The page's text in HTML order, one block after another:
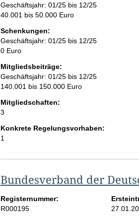
Geschäftsjahr: 01/25 bis 12/25
40.001 bis 50.000 Euro
Schenkungen:
Geschäftsjahr: 01/25 bis 12/25
0 Euro
Mitgliedsbeiträge:
Geschäftsjahr: 01/25 bis 12/25
140.001 bis 150.000 Euro
Mitgliedschaften:
3
Konkrete Regelungsvorhaben:
1
Bundesverband der
Registernummer:
R000195